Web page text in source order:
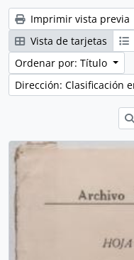
Imprimir vista previa
Vista de tarjetas
Ordenar por: Título
Dirección: Clasificación